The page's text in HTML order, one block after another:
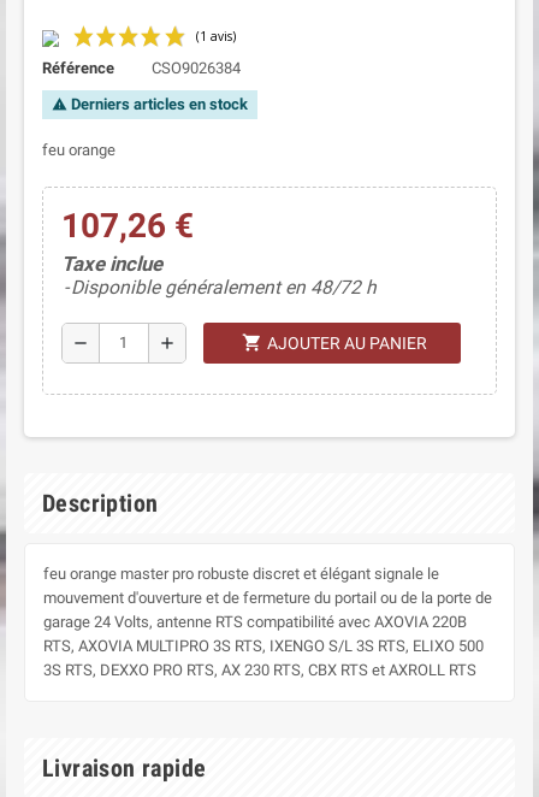
Référence CSO9026384
warning Derniers articles en stock
feu orange
107,26 €
Taxe inclue
Disponible généralement en 48/72 h
remove add shopping_cart AJOUTER AU PANIER
Description
feu orange master pro robuste discret et élégant signale le
mouvement d'ouverture et de fermeture du portail ou de la porte de
garage 24 Volts, antenne RTS compatibilité avec AXOVIA 220B
RTS, AXOVIA MULTIPRO 3S RTS, IXENGO S/L 3S RTS, ELIXO 500
3S RTS, DEXXO PRO RTS, AX 230 RTS, CBX RTS et AXROLL RTS
Livraison rapide